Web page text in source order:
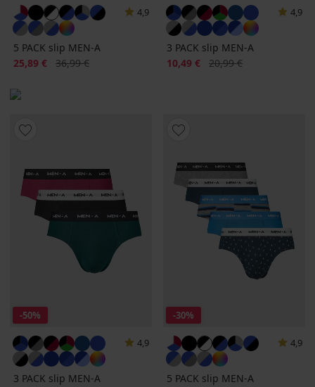
4,9
5 PACK slip MEN-A
Sconto
25,89 € Prezzo originale
36,99 €
4,9
3 PACK slip MEN-A
Sconto
10,49 € Prezzo originale
20,99 €
-50%
4,9
3 PACK slip MEN-A
-30%
4,9
5 PACK slip MEN-A